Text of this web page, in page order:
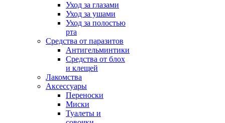
Уход за глазами
Уход за ушами
Уход за полостью
рта
Средства от паразитов
Антигельминтики
Средства от блох
и клещей
Лакомства
Аксессуары
Переноски
Миски
Туалеты и